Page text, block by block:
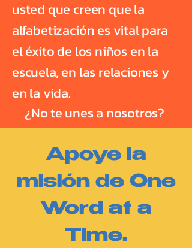
usted que creen que la
alfabetización es vital para
el éxito de los niños en la
escuela, en las relaciones y
en la vida.
¿No te unes a nosotros?
Apoye la
misión de One
Word at a
Time.